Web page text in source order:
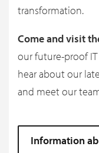
transformation.
Come and visit
our future-proof
hear about our
and meet our
Information